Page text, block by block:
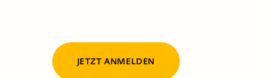
JETZT ANMELDEN